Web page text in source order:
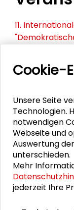
11.
Zusammen
Schader-
25. Runder
PERSONEN IM
Anna-Lisa Müller
Cookie-
Unsere Seite
Technologien.
notwendigen
Webseite und
Auswertung
unterschieden.
Mehr
jederzeit Ihre